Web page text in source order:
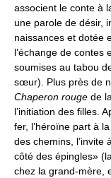
associent le conte à
une parole de désir,
naissances et dotée
l’échange de contes
soumises au tabou
sœur). Plus près de
Chaperon rouge de
l’initiation des filles.
fer, l’héroïne part à
des chemins, l’invite
côté des épingles»
chez la grand-mère,